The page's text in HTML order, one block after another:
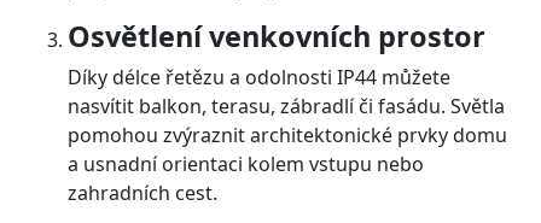
Osvětlení venkovních prostor
Díky délce řetězu a odolnosti IP44 můžete
nasvítit balkon, terasu, zábradlí či fasádu. Světla
pomohou zvýraznit architektonické prvky domu
a usnadní orientaci kolem vstupu nebo
zahradních cest.